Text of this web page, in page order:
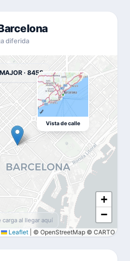
diferida
+
−
Leaflet © OpenStreetMap © CARTO
· 8458
Vista de calle
carga al llegar aquí